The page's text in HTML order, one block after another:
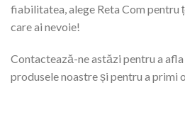
fiabilitatea, alege Reta Com pentru
care ai nevoie!
Contactează-ne astăzi pentru a
produsele noastre și pentru a primi